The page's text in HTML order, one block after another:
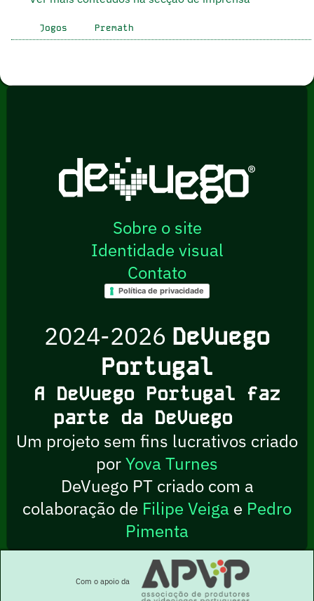
Jogos Premath
Sobre o site
Identidade visual
Contato
Política de privacidade
2024-2026 DeVuego
Portugal
A DeVuego Portugal faz
parte da DeVuego
Um projeto sem fins lucrativos criado
porYova Turnes
DeVuego PT criado com a
colaboração de Filipe Veiga e Pedro
Pimenta
Com o apoio da